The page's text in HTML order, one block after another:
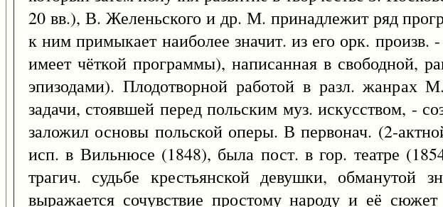
20 вв.), В. Желеньского и др. М. принадлежит ряд
к ним примыкает наиболее значит. из его орк. произв.
имеет чёткой программы), написанная в свободной,
эпизодами). Плодотворной работой в разл. жанрах
задачи, стоявшей перед польским муз. искусством, -
заложил основы польской оперы. В первонач. (2-
исп. в Вильнюсе (1848), была пост. в гор. театре
трагич. судьбе крестьянской девушки, обманутой
выражается сочувствие простому народу и её